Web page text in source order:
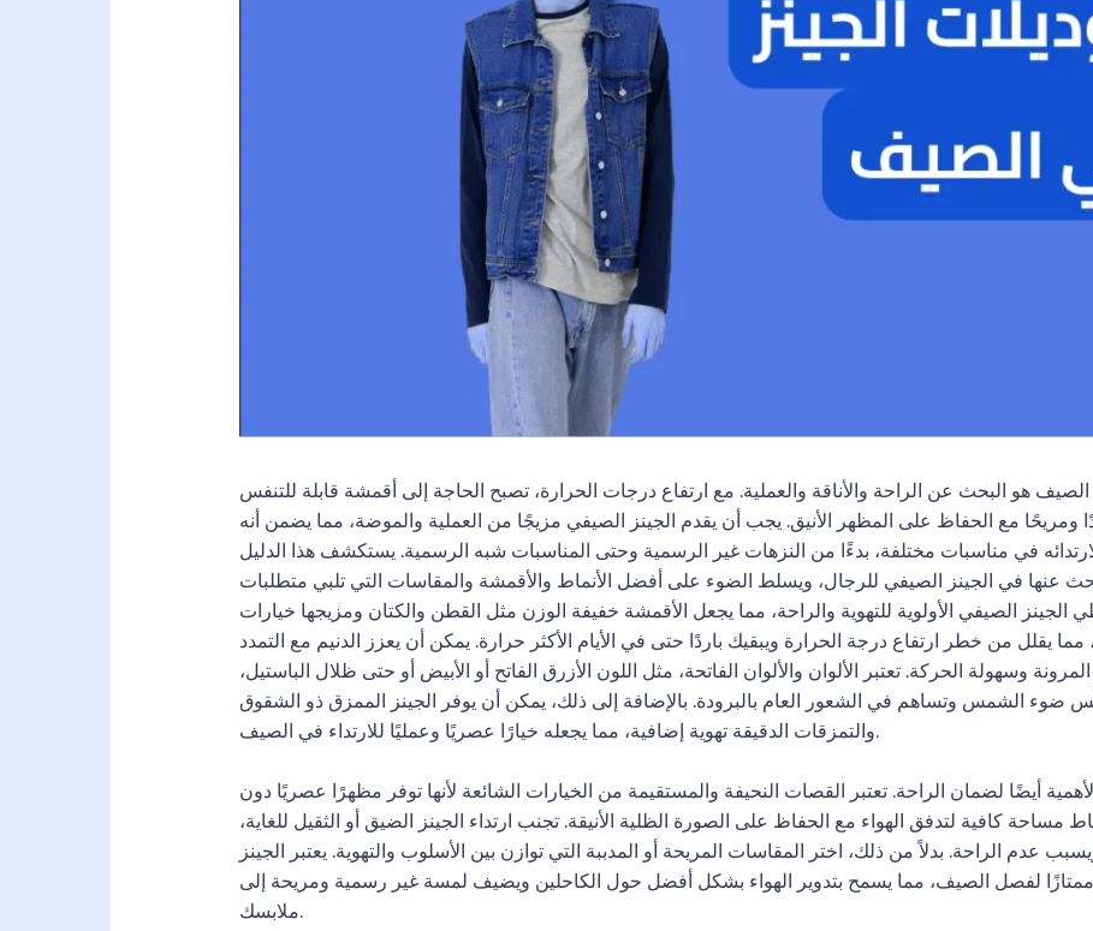
هو البحث عن الراحة والأناقة والعملية. مع ارتفاع درجات الحرارة، تصبح الحاجة إلى أقمشة قابلة للتنفس
ومريحًا مع الحفاظ على المظهر الأنيق. يجب أن يقدم الجينز الصيفي مزيجًا من العملية والموضة، مما يضمن أنه
في مناسبات مختلفة، بدءًا من النزهات غير الرسمية وحتى المناسبات شبه الرسمية. يستكشف هذا الدليل
عنها في الجينز الصيفي للرجال، ويسلط الضوء على أفضل الأنماط والأقمشة والمقاسات التي تلبي متطلبات
الجينز الصيفي الأولوية للتهوية والراحة، مما يجعل الأقمشة خفيفة الوزن مثل القطن والكتان ومزيجها خيارات
مما يقلل من خطر ارتفاع درجة الحرارة ويبقيك باردًا حتى في الأيام الأكثر حرارة. يمكن أن يعزز الدنيم مع التمدد
وسهولة الحركة. تعتبر الألوان والألوان الفاتحة، مثل اللون الأزرق الفاتح أو الأبيض أو حتى ظلال الباستيل،
الشمس وتساهم في الشعور العام بالبرودة. بالإضافة إلى ذلك، يمكن أن يوفر الجينز الممزق ذو الشقوق
والتمزقات الدقيقة تهوية إضافية، مما يجعله خيارًا عصريًا وعمليًا للارتداء في الصيف.
أيضًا لضمان الراحة. تعتبر القصات النحيفة والمستقيمة من الخيارات الشائعة لأنها توفر مظهرًا عصريًا دون
مساحة كافية لتدفق الهواء مع الحفاظ على الصورة الظلية الأنيقة. تجنب ارتداء الجينز الضيق أو الثقيل للغاية،
عدم الراحة. بدلاً من ذلك، اختر المقاسات المريحة أو المدببة التي توازن بين الأسلوب والتهوية. يعتبر الجينز
ممتازًا لفصل الصيف، مما يسمح بتدوير الهواء بشكل أفضل حول الكاحلين ويضيف لمسة غير رسمية ومريحة إلى
ملابسك.